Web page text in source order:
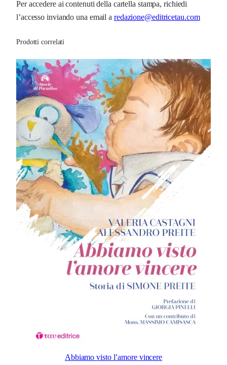
Per accedere ai contenuti della cartella stampa, richiedi
l’accesso inviando una email a redazione@editricetau.com
Prodotti correlati
Abbiamo visto l’amore vincere